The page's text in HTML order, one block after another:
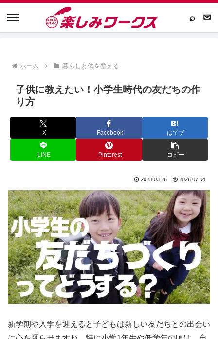
⌕ ✉
ホーム 暮らしと体を整える
子供に教えたい！小学生時代の友だちの作
り方
X Facebook はてブ
LINE Pinterest コピー
2023.03.26 2026.07.04
新学期や入学を迎えると子どもは新しい友だちとの出会い